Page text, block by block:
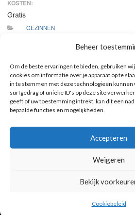
Beheer
Om de beste ervaringen te bieden, gebruiken
cookies om informatie over je apparaat op te
in te stemmen met deze technologieën kunnen
surfgedrag of unieke ID's op deze site
geeft of uw toestemming intrekt, kan dit een
bepaalde functies en mogelijkheden.
Accepteren
Weigeren
Bekijk
Cookiebeleid
KOSTEN:
Gratis
GEZINNEN
Eucharistieviering H. Hartkerk.
geloofsgemeenschap. Er is – zoals
deze dag kinderwoorddienst.
© 2026 Voorbereiding op de Eerste Heilige